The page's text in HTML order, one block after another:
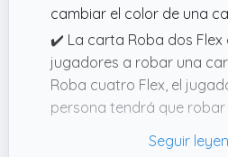
cambiar el color de una
✔️ La carta Roba dos Flex
jugadores a robar una
Roba cuatro Flex, el
persona tendrá que robar
✔️ El comodín Todos